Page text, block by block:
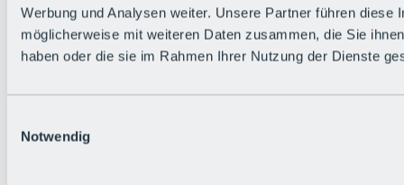
Werbung und Analysen weiter. Unsere Partner führen diese
möglicherweise mit weiteren Daten zusammen, die Sie
haben oder die sie im Rahmen Ihrer Nutzung der Dienste
Notwendig